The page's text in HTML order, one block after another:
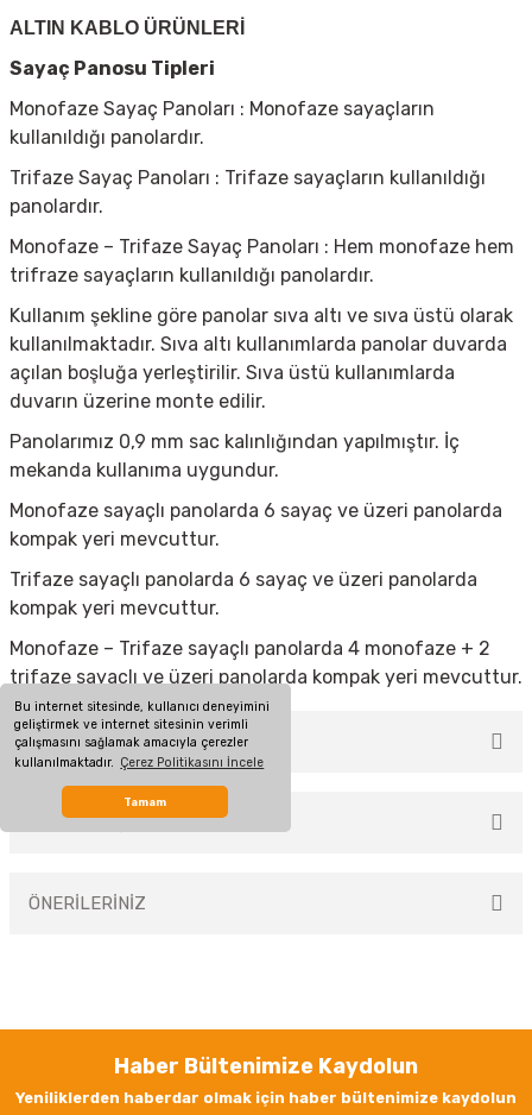
Bu internet sitesinde, kullanıcı deneyimini
geliştirmek ve internet sitesinin verimli
çalışmasını sağlamak amacıyla çerezler
kullanılmaktadır. Çerez Politikasını İncele
Tamam
ALTIN KABLO ÜRÜNLERİ
Sayaç Panosu Tipleri
Monofaze Sayaç Panoları : Monofaze sayaçların
kullanıldığı panolardır.
Trifaze Sayaç Panoları : Trifaze sayaçların kullanıldığı
panolardır.
Monofaze – Trifaze Sayaç Panoları : Hem monofaze hem
trifraze sayaçların kullanıldığı panolardır.
Kullanım şekline göre panolar sıva altı ve sıva üstü olarak
kullanılmaktadır. Sıva altı kullanımlarda panolar duvarda
açılan boşluğa yerleştirilir. Sıva üstü kullanımlarda
duvarın üzerine monte edilir.
Panolarımız 0,9 mm sac kalınlığından yapılmıştır. İç
mekanda kullanıma uygundur.
Monofaze sayaçlı panolarda 6 sayaç ve üzeri panolarda
kompak yeri mevcuttur.
Trifaze sayaçlı panolarda 6 sayaç ve üzeri panolarda
kompak yeri mevcuttur.
Monofaze – Trifaze sayaçlı panolarda 4 monofaze + 2
trifaze sayaçlı ve üzeri panolarda kompak yeri mevcuttur.
MÜŞTERİ YORUMLARI
Bu ürüne ilk yorumu siz yapın!
TAKSİT SEÇENEKLERİ
ÖNERİLERİNİZ
Görüş ve önerileriniz için teşekkür ederiz.
Ürün resmi kalitesiz, bozuk veya görüntülenemiyor.
Haber Bültenimize Kaydolun
Yeniliklerden haberdar olmak için haber bültenimize kaydolun